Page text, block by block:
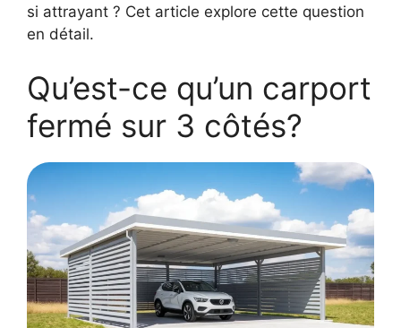
si attrayant ? Cet article explore cette question
en détail.
Qu’est-ce qu’un carport
fermé sur 3 côtés?